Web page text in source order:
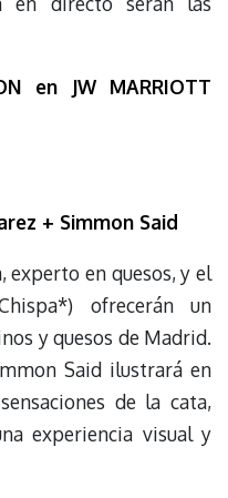
en JW MARRIOTT
+ Simmon Said
experto en quesos, y el
ofrecerán un
y quesos de Madrid.
Said ilustrará en
de la cata,
experiencia visual y